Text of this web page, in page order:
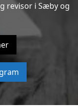
revisor i Sæby og